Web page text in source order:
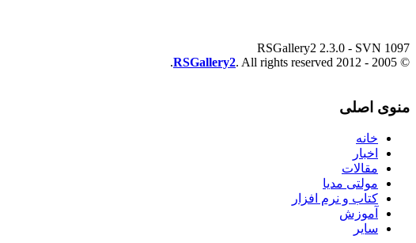
RSGallery2 2.3.0 - SVN 1097
© 2005 - 2012
RSGallery2. All rights reserved.
منوی اصلی
خانه
اخبار
مقالات
مولتی مدیا
کتاب و نرم افزار
آموزش
سایر